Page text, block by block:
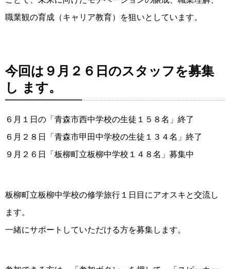
職業観の育成（キャリア教育）を狙いとしています。
今回は９月２６日のスタッフを募集
し ます。
６月１日の「青森市西中学校の生徒１５８名」終了
６月２８日「青森市甲田中学校の生徒１３４名」終了
９月２６日「板柳町立板柳中学校１４８名」募集中
板柳町立板柳中学校の修学旅行１日目にアオスキと交流し
ます。
一緒にサポートしていただける方を募集します。